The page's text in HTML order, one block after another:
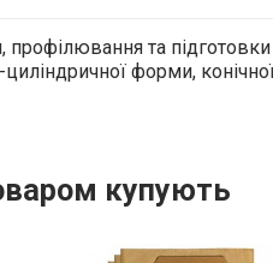
та
форми,
купують